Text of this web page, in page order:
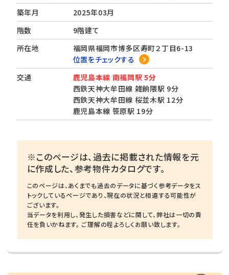
築年月
2025年03月
階数
9階建て
所在地
福岡県福岡市博多区寿町２丁目6-13
位置をチェックする
交通
鹿児島本線 南福岡駅 5分
西鉄天神大牟田線 雑餉隈駅 9分
西鉄天神大牟田線 桜並木駅 12分
鹿児島本線 笹原駅 19分
※このページは、過去に掲載された情報を元
に作成した、参考物件カタログです。
このページは、あくまでも過去のデータに基づく参考データをス
トックしているページであり、現在の状況と相違する可能性が
ございます。
当データを利用し、発生した損害などに関して、弊社は一切の責
任を負いかねます。 ご理解の程よろしくお願い致します。